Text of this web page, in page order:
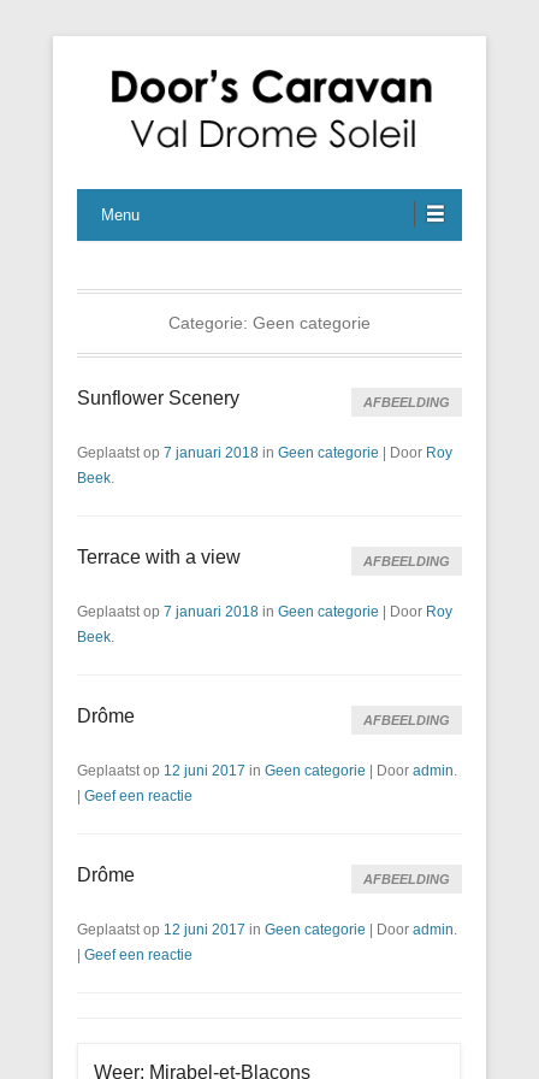
Caravan Naturistencamping
Menu
Categorie: Geen categorie
Sunflower Scenery AFBEELDING
Geplaatst op 7 januari 2018 in Geen categorie Door Roy
Beek.
Terrace with a view AFBEELDING
Geplaatst op 7 januari 2018 in Geen categorie Door Roy
Beek.
Drôme AFBEELDING
Geplaatst op 12 juni 2017 in Geen categorie Door admin.
Geef een reactie
Drôme AFBEELDING
Geplaatst op 12 juni 2017 in Geen categorie Door admin.
Geef een reactie
Weer: Mirabel-et-Blacons